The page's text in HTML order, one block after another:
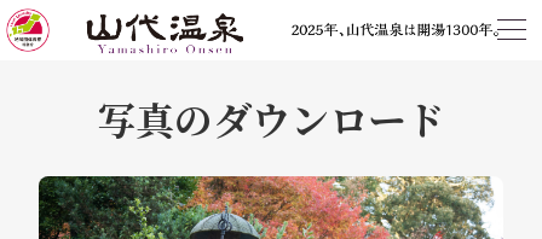
写真のダウンロード